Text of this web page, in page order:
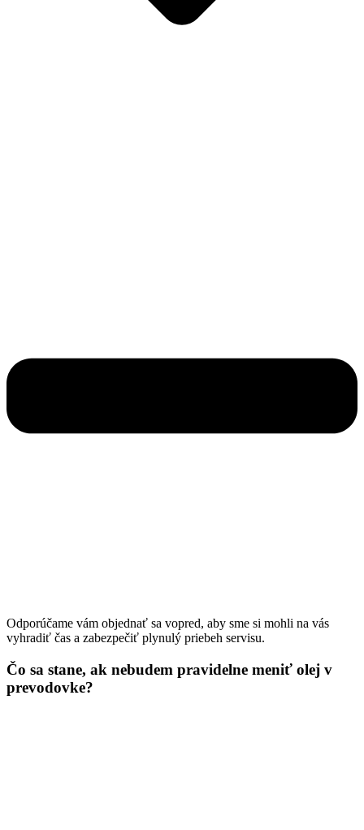
Odporúčame vám objednať sa vopred, aby sme si mohli na vás
vyhradiť čas a zabezpečiť plynulý priebeh servisu.
Čo sa stane, ak nebudem pravidelne meniť olej v
prevodovke?